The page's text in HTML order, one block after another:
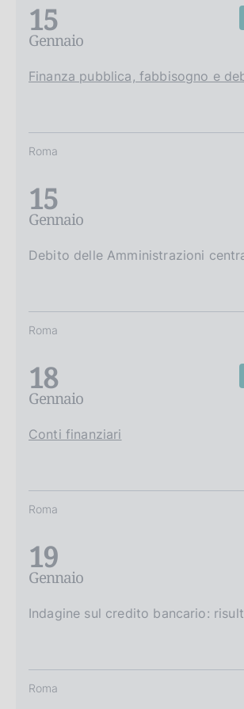
15
Gennaio
Finanza pubblica, fabbisogno e
Roma
15
Gennaio
Debito delle Amministrazioni
Roma
18
Gennaio
Conti finanziari
Roma
19
Gennaio
Indagine sul credito bancario:
Roma